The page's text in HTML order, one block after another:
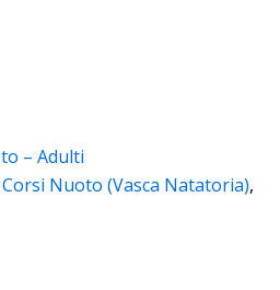
– Adulti
Corsi Nuoto (Vasca Natatoria),